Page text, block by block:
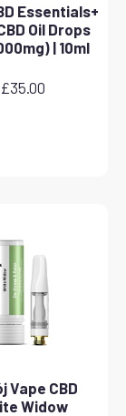
Essentials+
Oil Drops
| 10ml
£35.00
Vape CBD
Widow